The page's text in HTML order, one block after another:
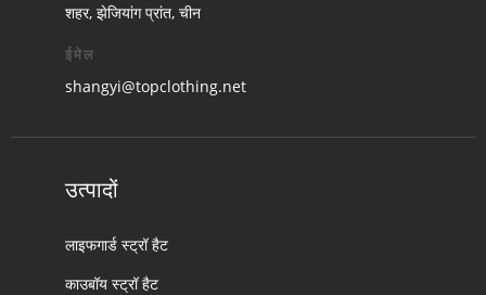
शहर, झेजियांग प्रांत, चीन
ईमेल
shangyi@topclothing.net
उत्पादों
लाइफगार्ड स्ट्रॉ हैट
काउबॉय स्ट्रॉ हैट